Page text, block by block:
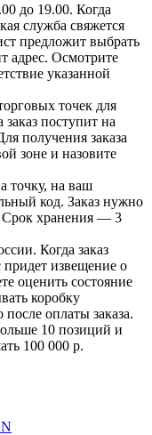
до 19.00. Когда
служба свяжется
предложит выбрать
адрес. Осмотрите
указанной
точек для
поступит на
получения заказа
зоне и назовите
точку, на ваш
код. Заказ нужно
Срок хранения — 3
Когда заказ
придет извещение о
оценить состояние
коробку
оплаты заказа.
10 позиций и
100 000 р.